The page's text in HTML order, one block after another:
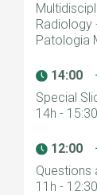
Radiology
Patologia
14:00
Special
14h -
12:00
Questions
11h -